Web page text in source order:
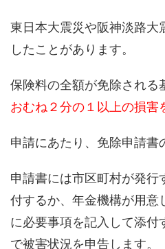
東日本大震災や阪神淡路大
したことがあります。
保険料の全額が免除される
おむね２分の１以上の損害
申請にあたり、免除申請書
申請書には市区町村が発行
付するか、年金機構が用意
に必要事項を記入して添付
で被害状況を申告します。